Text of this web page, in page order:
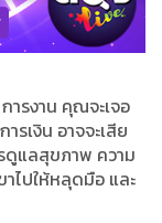
ารงาน คุณจะเจอ
เงิน อาจจะเสีย
รดูแลสุขภาพ ความ
ไปให้หลุดมือ และ